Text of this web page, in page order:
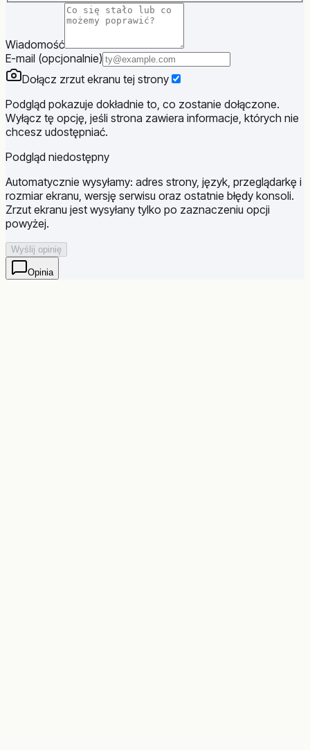
Wiadomość
E-mail (opcjonalnie)
Dołącz zrzut ekranu tej strony
Podgląd pokazuje dokładnie to, co zostanie dołączone.
Wyłącz tę opcję, jeśli strona zawiera informacje, których nie
chcesz udostępniać.
Podgląd niedostępny
Automatycznie wysyłamy: adres strony, język, przeglądarkę i
rozmiar ekranu, wersję serwisu oraz ostatnie błędy konsoli.
Zrzut ekranu jest wysyłany tylko po zaznaczeniu opcji
powyżej.
Wyślij opinię
Opinia